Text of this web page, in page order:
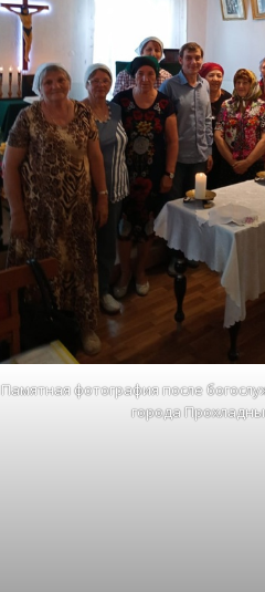
Памятная фотография после
города